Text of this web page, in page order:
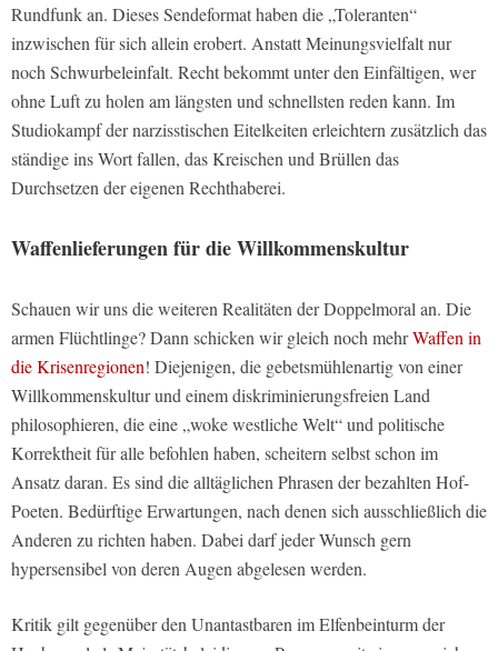
Rundfunk an. Dieses Sendeformat haben die „Toleranten“
inzwischen für sich allein erobert. Anstatt Meinungsvielfalt nur
noch Schwurbeleinfalt. Recht bekommt unter den Einfältigen, wer
ohne Luft zu holen am längsten und schnellsten reden kann. Im
Studiokampf der narzisstischen Eitelkeiten erleichtern zusätzlich das
ständige ins Wort fallen, das Kreischen und Brüllen das
Durchsetzen der eigenen Rechthaberei.
Waffenlieferungen für die Willkommenskultur
Schauen wir uns die weiteren Realitäten der Doppelmoral an. Die
armen Flüchtlinge? Dann schicken wir gleich noch mehrWaffen in
die Krisenregionen! Diejenigen, die gebetsmühlenartig von einer
Willkommenskultur und einem diskriminierungsfreien Land
philosophieren, die eine „woke westliche Welt“ und politische
Korrektheit für alle befohlen haben, scheitern selbst schon im
Ansatz daran. Es sind die alltäglichen Phrasen der bezahlten Hof-
Poeten. Bedürftige Erwartungen, nach denen sich ausschließlich die
Anderen zu richten haben. Dabei darf jeder Wunsch gern
hypersensibel von deren Augen abgelesen werden.
Kritik gilt gegenüber den Unantastbaren im Elfenbeinturm der